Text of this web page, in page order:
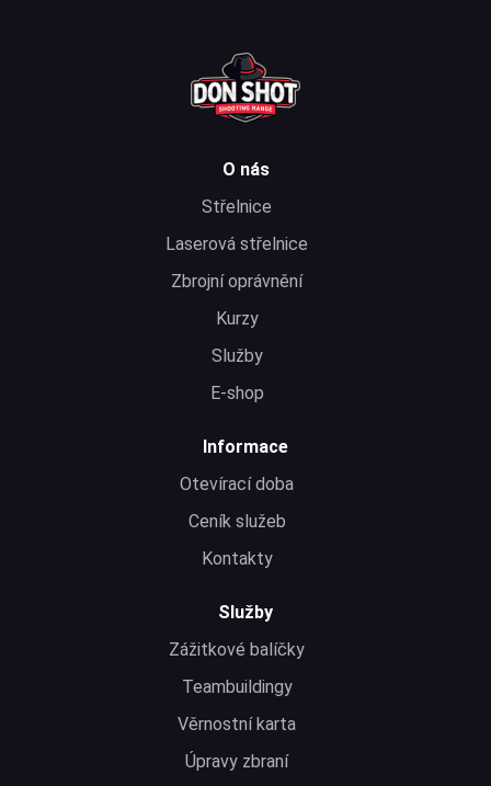
O nás
Střelnice
Laserová střelnice
Zbrojní oprávnění
Kurzy
Služby
E-shop
Informace
Otevírací doba
Ceník služeb
Kontakty
Služby
Zážitkové balíčky
Teambuildingy
Věrnostní karta
Úpravy zbraní